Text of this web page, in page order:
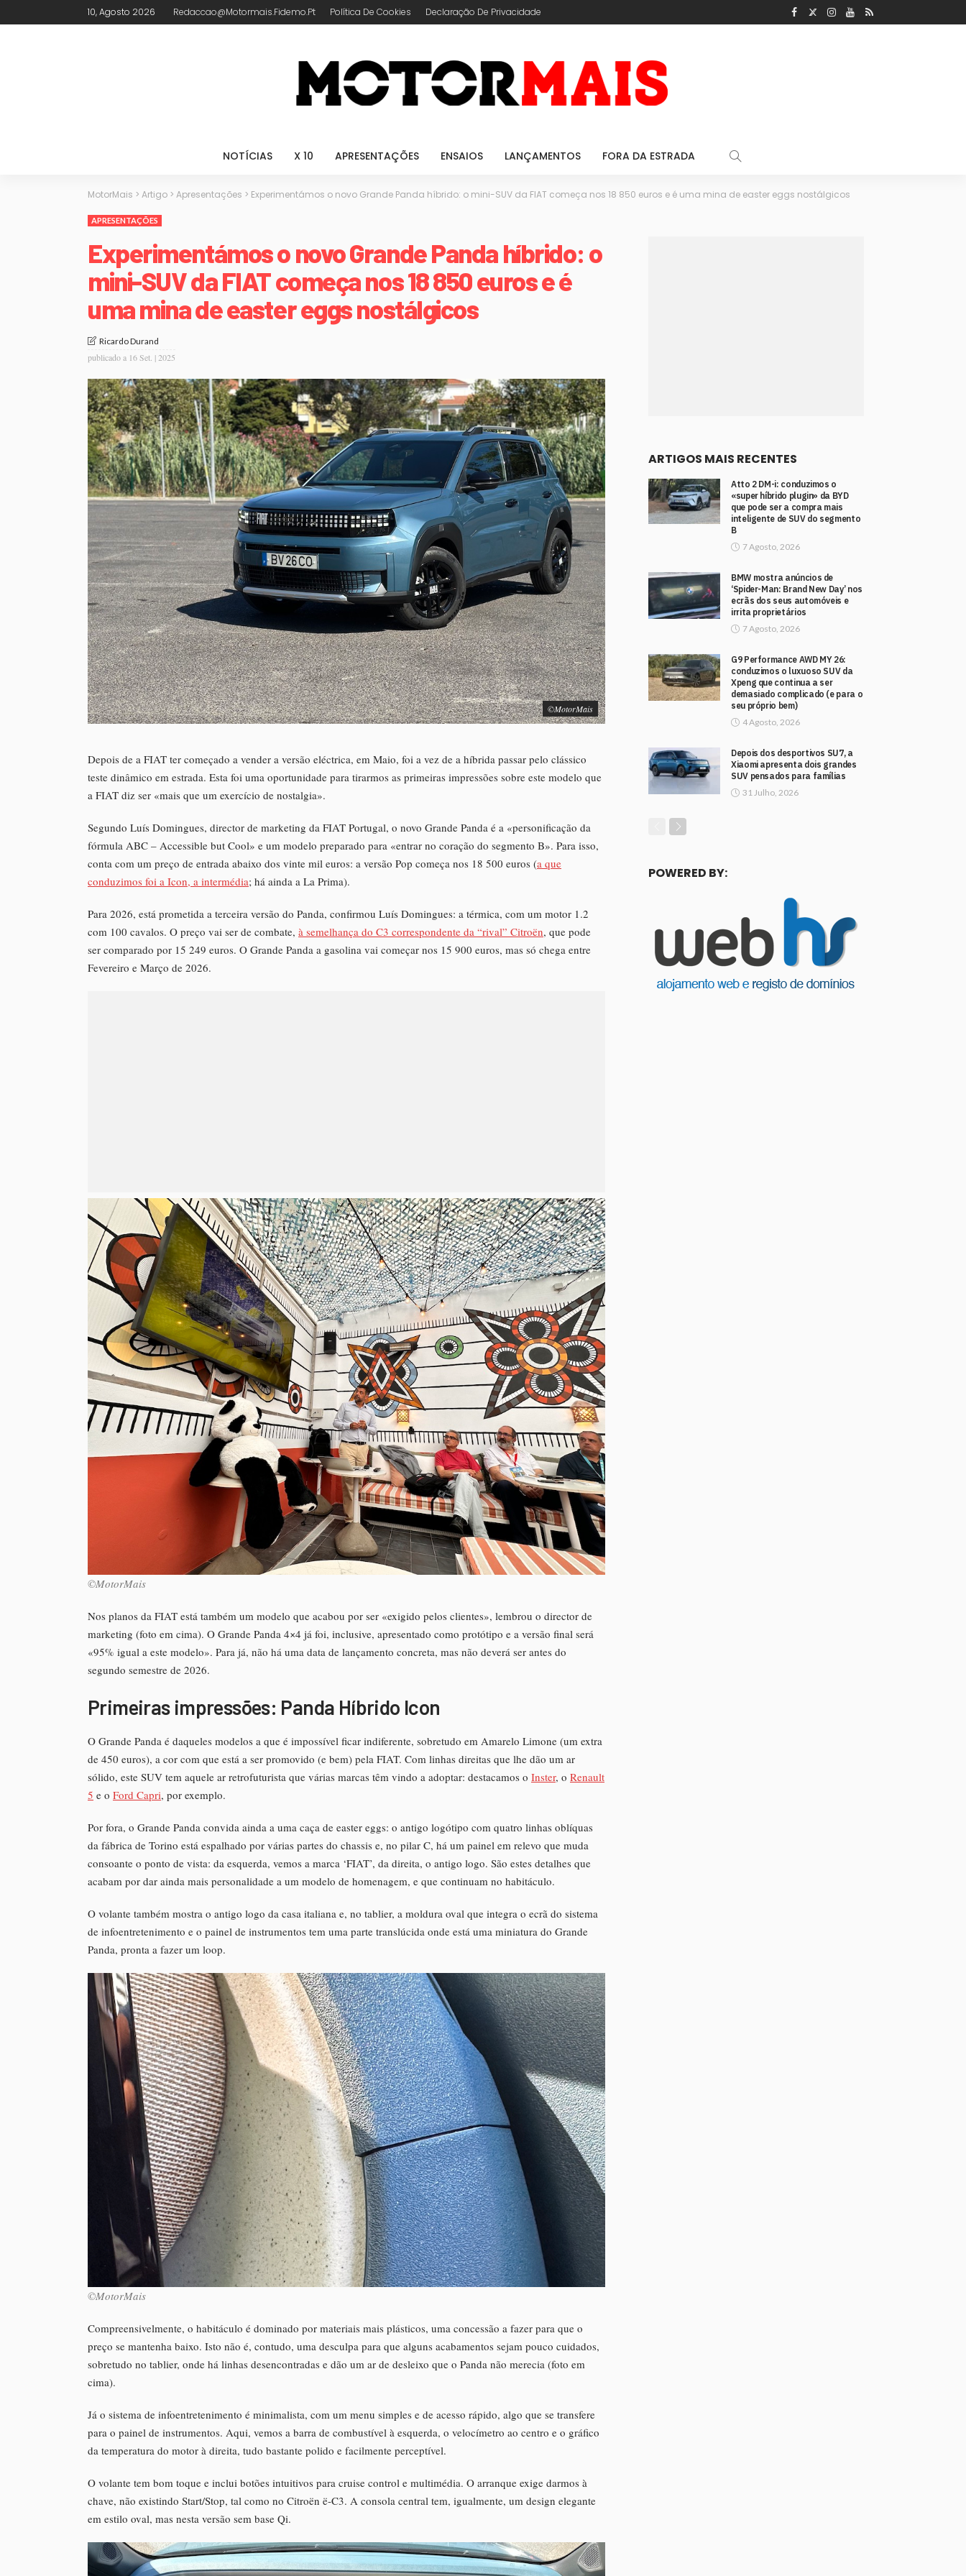
10, Agosto 2026 Redaccao@motormais.fidemo.pt Política De Cookies Declaração De Privacidade
NOTÍCIAS X 10 APRESENTAÇÕES ENSAIOS LANÇAMENTOS FORA DA ESTRADA
MotorMais > Artigo > Apresentações > Experimentámos o novo Grande Panda híbrido: o mini-SUV da FIAT começa nos 18 850 euros e é uma mina de easter eggs nostálgicos
APRESENTAÇÕES
Experimentámos o novo Grande Panda híbrido: o
mini-SUV da FIAT começa nos 18 850 euros e é
uma mina de easter eggs nostálgicos
Ricardo Durand
publicado a 16 Set. | 2025
©MotorMais
Depois de a FIAT ter começado a vender a versão eléctrica, em Maio, foi a vez de a híbrida passar pelo clássico
teste dinâmico em estrada. Esta foi uma oportunidade para tirarmos as primeiras impressões sobre este modelo que
a FIAT diz ser «mais que um exercício de nostalgia».
Segundo Luís Domingues, director de marketing da FIAT Portugal, o novo Grande Panda é a «personificação da
fórmula ABC – Accessible but Cool» e um modelo preparado para «entrar no coração do segmento B». Para isso,
conta com um preço de entrada abaixo dos vinte mil euros: a versão Pop começa nos 18 500 euros (a que
conduzimos foi a Icon, a intermédia; há ainda a La Prima).
Para 2026, está prometida a terceira versão do Panda, confirmou Luís Domingues: a térmica, com um motor 1.2
com 100 cavalos. O preço vai ser de combate, à semelhança do C3 correspondente da “rival” Citroën, que pode
ser comparado por 15 249 euros. O Grande Panda a gasolina vai começar nos 15 900 euros, mas só chega entre
Fevereiro e Março de 2026.
©MotorMais
Nos planos da FIAT está também um modelo que acabou por ser «exigido pelos clientes», lembrou o director de
marketing (foto em cima). O Grande Panda 4×4 já foi, inclusive, apresentado como protótipo e a versão final será
«95% igual a este modelo». Para já, não há uma data de lançamento concreta, mas não deverá ser antes do
segundo semestre de 2026.
Primeiras impressões: Panda Híbrido Icon
O Grande Panda é daqueles modelos a que é impossível ficar indiferente, sobretudo em Amarelo Limone (um extra
de 450 euros), a cor com que está a ser promovido (e bem) pela FIAT. Com linhas direitas que lhe dão um ar
sólido, este SUV tem aquele ar retrofuturista que várias marcas têm vindo a adoptar: destacamos o Inster, o Renault
5 e o Ford Capri, por exemplo.
Por fora, o Grande Panda convida ainda a uma caça de easter eggs: o antigo logótipo com quatro linhas oblíquas
da fábrica de Torino está espalhado por várias partes do chassis e, no pilar C, há um painel em relevo que muda
consoante o ponto de vista: da esquerda, vemos a marca ‘FIAT’, da direita, o antigo logo. São estes detalhes que
acabam por dar ainda mais personalidade a um modelo de homenagem, e que continuam no habitáculo.
O volante também mostra o antigo logo da casa italiana e, no tablier, a moldura oval que integra o ecrã do sistema
de infoentretenimento e o painel de instrumentos tem uma parte translúcida onde está uma miniatura do Grande
Panda, pronta a fazer um loop.
©MotorMais
Compreensivelmente, o habitáculo é dominado por materiais mais plásticos, uma concessão a fazer para que o
preço se mantenha baixo. Isto não é, contudo, uma desculpa para que alguns acabamentos sejam pouco cuidados,
sobretudo no tablier, onde há linhas desencontradas e dão um ar de desleixo que o Panda não merecia (foto em
cima).
Já o sistema de infoentretenimento é minimalista, com um menu simples e de acesso rápido, algo que se transfere
para o painel de instrumentos. Aqui, vemos a barra de combustível à esquerda, o velocímetro ao centro e o gráfico
da temperatura do motor à direita, tudo bastante polido e facilmente perceptível.
O volante tem bom toque e inclui botões intuitivos para cruise control e multimédia. O arranque exige darmos à
chave, não existindo Start/Stop, tal como no Citroën ë-C3. A consola central tem, igualmente, um design elegante
em estilo oval, mas nesta versão sem base Qi.
ARTIGOS MAIS RECENTES
Atto 2 DM-i: conduzimos o
«super híbrido plugin» da BYD
que pode ser a compra mais
inteligente de SUV do segmento
B
7 Agosto, 2026
BMW mostra anúncios de
‘Spider-Man: Brand New Day’ nos
ecrãs dos seus automóveis e
irrita proprietários
7 Agosto, 2026
G9 Performance AWD MY 26:
conduzimos o luxuoso SUV da
Xpeng que continua a ser
demasiado complicado (e para o
seu próprio bem)
4 Agosto, 2026
Depois dos desportivos SU7, a
Xiaomi apresenta dois grandes
SUV pensados para famílias
31 Julho, 2026
POWERED BY: